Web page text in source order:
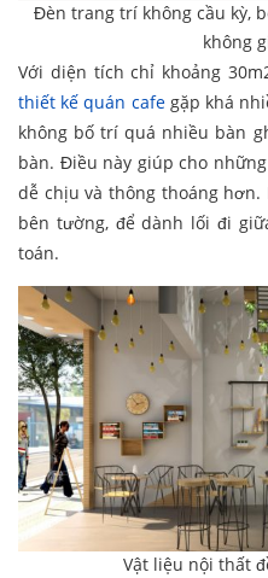
Đèn trang trí không cầu kỳ,
không
Với diện tích chỉ khoảng
thiết kế quán cafegặp khá
không bố trí quá nhiều bàn
bàn. Điều này giúp cho
dễ chịu và thông thoáng
bên tường, để dành lối đi
toán.
Vật liệu nội thất